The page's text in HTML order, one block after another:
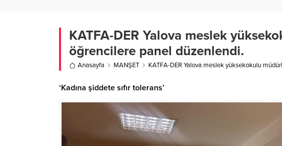
KATFA-DER Yalova meslek
öğrencilere panel düzenlendi.
Anasayfa MANŞET KATFA-DER Yalova meslek yüksekokulu
‘Kadına şiddete sıfır tolerans’